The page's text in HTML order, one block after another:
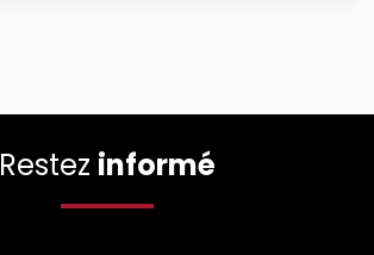
Restez informé